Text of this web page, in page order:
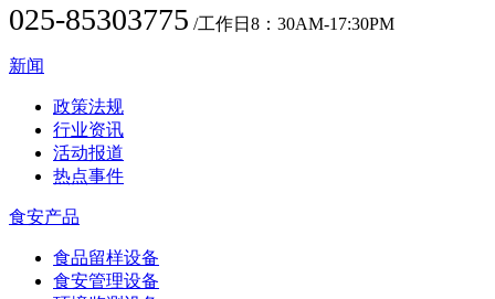
025-85303775 /工作日8：30AM-17:30PM
新闻
政策法规
行业资讯
活动报道
热点事件
食安产品
食品留样设备
食安管理设备